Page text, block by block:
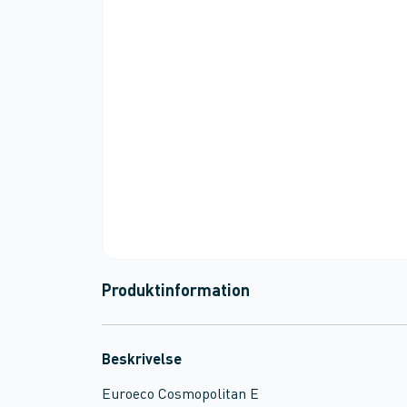
Produktinformation
Beskrivelse
Euroeco Cosmopolitan E